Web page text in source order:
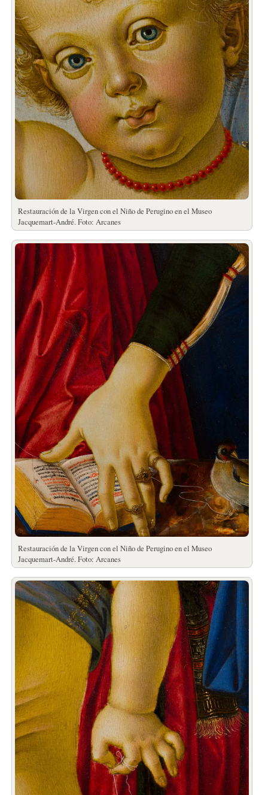
Restauración de la Virgen con el Niño de Perugino en el Museo
Jacquemart-André. Foto: Arcanes
Restauración de la Virgen con el Niño de Perugino en el Museo
Jacquemart-André. Foto: Arcanes